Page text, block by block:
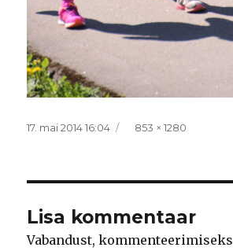
Postitatud
17. mai 2014 16:04 Täissuurus
853 × 1280
Lisa kommentaar
Vabandust,